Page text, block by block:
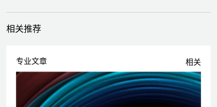
（603588）、北陆药业（300016）、博迈科（603727）、北方国
配股、可转债、GDR再融资项目提供法律服务
投资并购及重组领域
为乐普医疗系列境内外收购项目、乐普生物境内收购项目、南京新百
相关推荐
专业文章 相关